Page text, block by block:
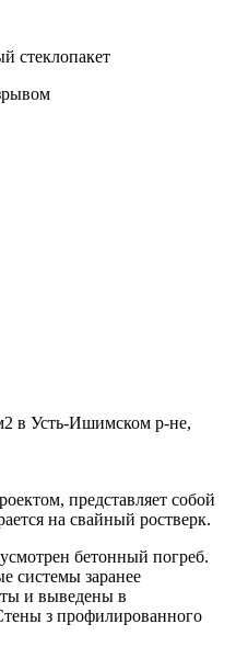
стеклопакет
в Усть-Ишимском р-не,
представляет собой
на свайный ростверк.
бетонный погреб.
системы заранее
и выведены в
з профилированного